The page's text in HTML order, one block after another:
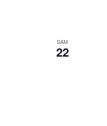
SAM
22